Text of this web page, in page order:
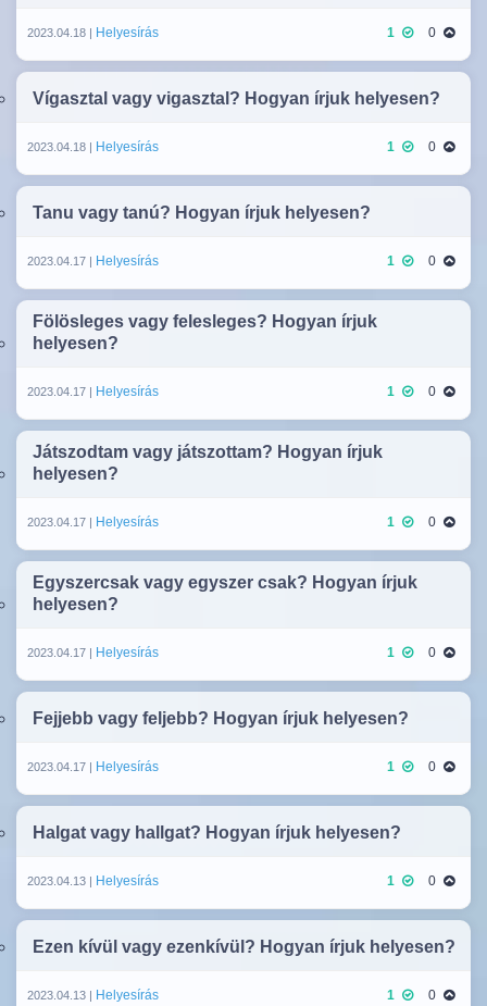
2023.04.18 | Helyesírás 1 0
Vígasztal vagy vigasztal? Hogyan írjuk helyesen?
2023.04.18 | Helyesírás 1 0
Tanu vagy tanú? Hogyan írjuk helyesen?
2023.04.17 | Helyesírás 1 0
Fölösleges vagy felesleges? Hogyan írjuk
helyesen?
2023.04.17 | Helyesírás 1 0
Játszodtam vagy játszottam? Hogyan írjuk
helyesen?
2023.04.17 | Helyesírás 1 0
Egyszercsak vagy egyszer csak? Hogyan írjuk
helyesen?
2023.04.17 | Helyesírás 1 0
Fejjebb vagy feljebb? Hogyan írjuk helyesen?
2023.04.17 | Helyesírás 1 0
Halgat vagy hallgat? Hogyan írjuk helyesen?
2023.04.13 | Helyesírás 1 0
Ezen kívül vagy ezenkívül? Hogyan írjuk helyesen?
2023.04.13 | Helyesírás 1 0